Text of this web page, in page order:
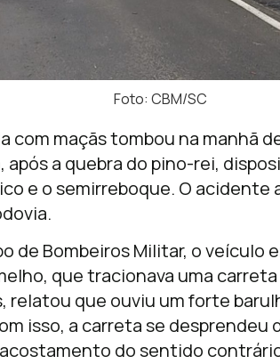
Foto: CBM/SC
com maçãs tombou na manhã
após a quebra do pino-rei,
e o semirreboque. O
de Bombeiros Militar, o veículo
que tracionava uma
relatou que ouviu um forte
isso, a carreta se desprendeu
do sentido